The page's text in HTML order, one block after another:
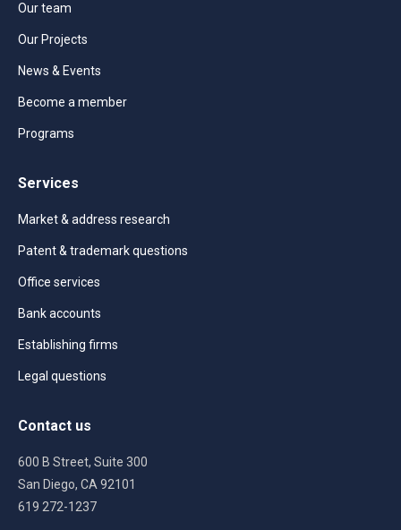
Our team
Our Projects
News & Events
Become a member
Programs
Services
Market & address research
Patent & trademark questions
Office services
Bank accounts
Establishing firms
Legal questions
Contact us
600 B Street, Suite 300
San Diego, CA 92101
619 272-1237